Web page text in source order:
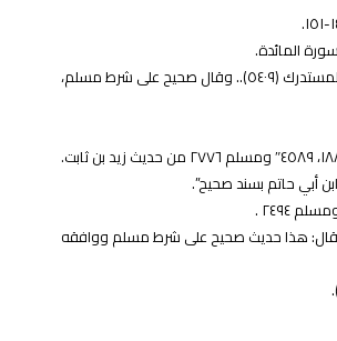
المائدة.
[أخرجه الحاكم في المستدرك (٥٤٠٩).. وقال صحيح على شرط مسلم،
الحاكم ٦٩٦٦ وقال: هذا حديث صحيح على شرط مسلم ووافقه